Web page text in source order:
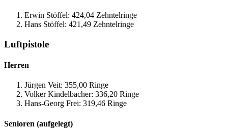
Erwin Stöffel: 424,04 Zehntelringe
Hans Stöffel: 421,49 Zehntelringe
Luftpistole
Herren
Jürgen Veit: 355,00 Ringe
Volker Kindelbacher: 336,20 Ringe
Hans-Georg Frei: 319,46 Ringe
Senioren (aufgelegt)